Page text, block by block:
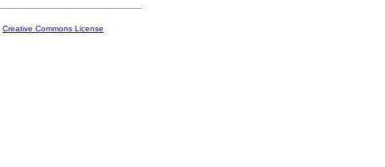
Creative Commons License